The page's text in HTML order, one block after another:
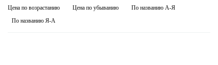
Цена по возрастанию Цена по убыванию
По названию А-Я
По названию Я-А